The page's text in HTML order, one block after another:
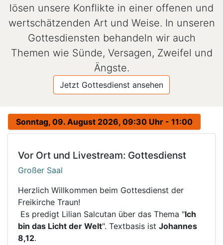
lösen unsere Konflikte in einer offenen und
wertschätzenden Art und Weise. In unseren
Gottesdiensten behandeln wir auch
Themen wie Sünde, Versagen, Zweifel und
Ängste.
Jetzt Gottesdienst ansehen
Sonntag, 09. August 2026, 09:30 Uhr - 11:00
Vor Ort und Livestream: Gottesdienst
Großer Saal
Herzlich Willkommen beim Gottesdienst der
Freikirche Traun!
Es predigt Lilian Salcutan über das Thema "Ich
bin das Licht der Welt". Textbasis ist Johannes
8,12.